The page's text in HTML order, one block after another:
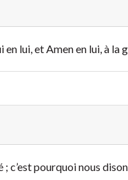
lui, et Amen en lui, à la
c’est pourquoi nous